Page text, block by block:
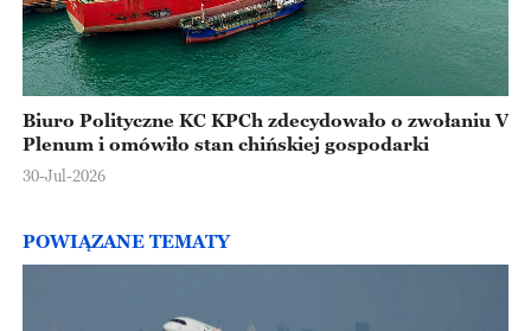
Biuro Polityczne KC KPCh zdecydowało o zwołaniu V
Plenum i omówiło stan chińskiej gospodarki
30-Jul-2026
POWIĄZANE TEMATY